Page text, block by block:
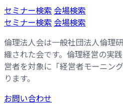
コ
ン
ン
ツ
へ
ス
キ
ッ
ナ
ビ
ー
シ
ョ
ン
に
移
セミナー検索 会場検索
セミナー検索 会場検索
倫理法人会は一般社団法人倫理
織された会です。倫理経営の実
営者を対象に「経営者モーニン
ります。
お問い合わせ